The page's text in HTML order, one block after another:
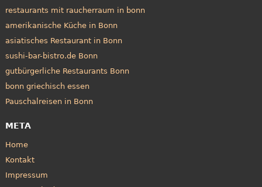
restaurants mit raucherraum in bonn
amerikanische Küche in Bonn
asiatisches Restaurant in Bonn
sushi-bar-bistro.de Bonn
gutbürgerliche Restaurants Bonn
bonn griechisch essen
Pauschalreisen in Bonn
META
Home
Kontakt
Impressum